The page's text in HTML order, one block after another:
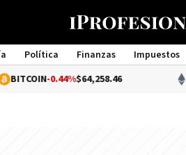
Política Finanzas Impuestos
Management
$64,258.46 ETHEREUM